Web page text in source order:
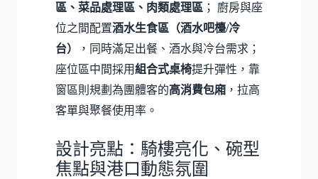
區、菜品處理區、肉類處理區 ； 廚房與座
位之間配置酒水生食區（酒水吧檯/冷
台）
，同時滿足出餐、酒水與冷台需求；
座位區中間採用組合式桌椅提升彈性，靠
窗區則規劃為團體客的高消費包廂 ，拉高
客單與聚餐使用率。
設計亮點：騎樓亮化、碗型
焦點與港口動態氛圍